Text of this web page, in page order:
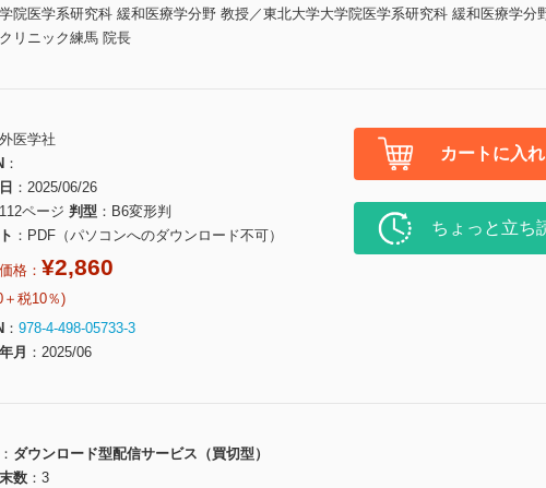
院医学系研究科 緩和医療学分野 教授／東北大学大学院医学系研究科 緩和医療学分
リニック練馬 院長
医学社
2025/06/26
112ページ 判型
B6変形判
PDF（パソコンへのダウンロード不可）
格： ¥2,860
税10％)
978-4-498-05733-3
月
2025/06
カートに入
ちょっと立ち
ダウンロード型配信サービス（買切型）
数
3